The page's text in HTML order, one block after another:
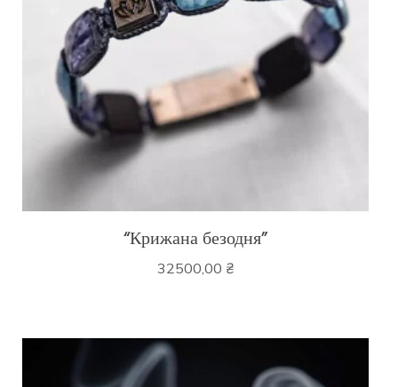
“Крижана безодня”
32500,00 ₴